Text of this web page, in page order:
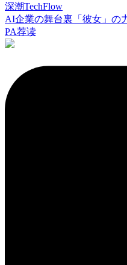
深潮TechFlow
AI企業の舞台裏「彼女」の
PA荐读